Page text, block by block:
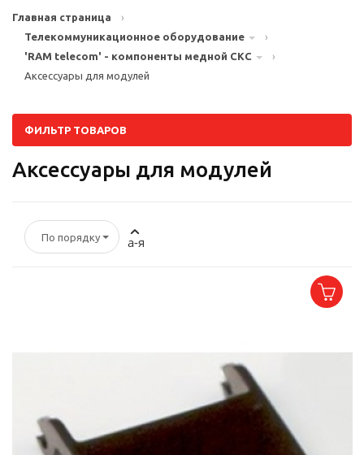
Главная страница
›
Телекоммуникационное оборудование
›
'RAM telecom' - компоненты медной СКС
›
Аксессуары для модулей
ФИЛЬТР ТОВАРОВ
Аксессуары для модулей
По порядку а-я